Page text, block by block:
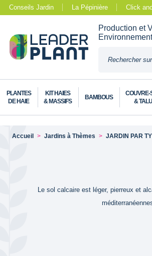
Conseils Jardin La Pépinière Click
Production et
PLANTES
DE HAIE
KIT HAIES
& MASSIFS
BAMBOUS
COUVRE-
&
Accueil Jardins à Thèmes JARDIN PAR
Le sol calcaire est léger, pierreux et